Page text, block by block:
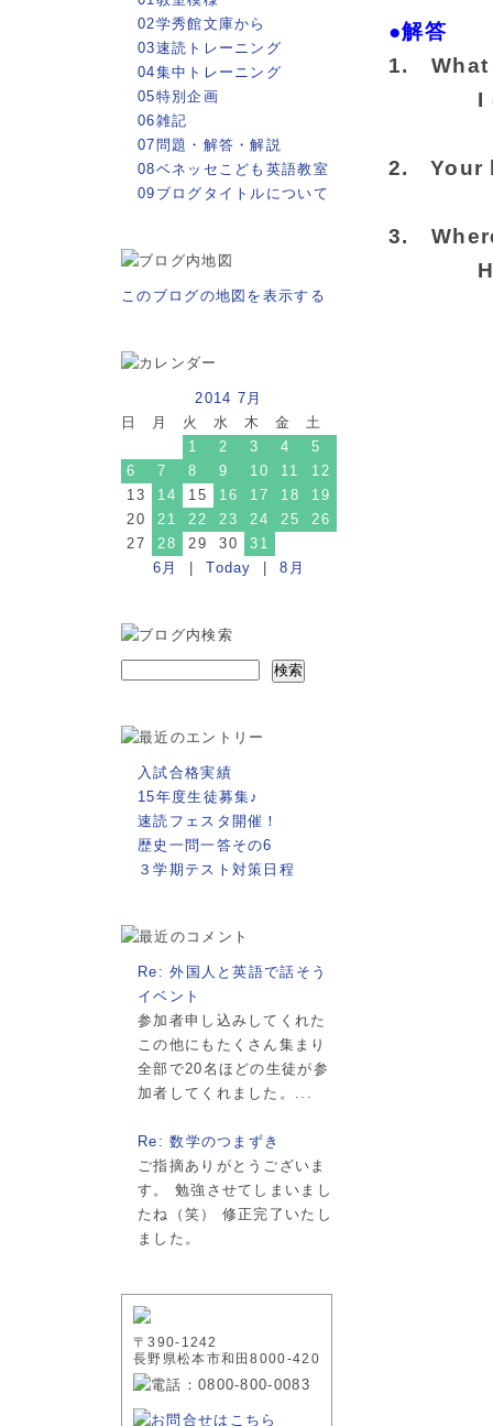
●解答
1. What
I eat
2. Your
3.
He
02学秀館文庫から
03速読トレーニング
04集中トレーニング
05特別企画
06雑記
07問題・解答・解説
08ベネッセこども英語教室
09ブログタイトルについて
このブログの地図を表示する
2014 7月
日
月 火 水 木 金
土
1
2 3 4
5
6
7 8 9 10 11
12
13
14 15 16 17 18
19
20
21 22 23 24 25
26
27
28 29 30
31
6月
|Today |8月
入試合格実績
15年度生徒募集♪
速読フェスタ開催！
歴史一問一答その6
３学期テスト対策日程
Re: 外国人と英語で話そう
イベント
参加者申し込みしてくれた
この他にもたくさん集まり
全部で20名ほどの生徒が参
加者してくれました。...
Re: 数学のつまずき
ご指摘ありがとうございま
す。 勉強させてしまいまし
たね（笑） 修正完了いたし
ました。
〒390-1242
長野県松本市和田8000-420